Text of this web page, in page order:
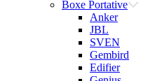
Boxe Portative
Anker
JBL
SVEN
Gembird
Edifier